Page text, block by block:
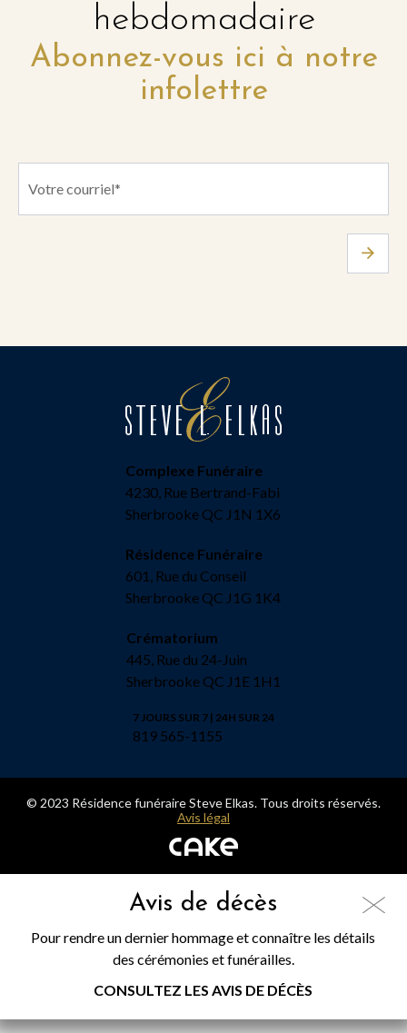
hebdomadaire
Abonnez-vous ici à notre
infolettre
Complexe Funéraire
4230, Rue Bertrand-Fabi
Sherbrooke QC J1N 1X6
Résidence Funéraire
601, Rue du Conseil
Sherbrooke QC J1G 1K4
Crématorium
445, Rue du 24-Juin
Sherbrooke QC J1E 1H1
7 JOURS SUR 7 | 24H SUR 24
819 565-1155
© 2023 Résidence funéraire Steve Elkas. Tous droits réservés.
Avis légal
Avis de décès
Pour rendre un dernier hommage et connaître les détails
des cérémonies et funérailles.
CONSULTEZ LES AVIS DE DÉCÈS